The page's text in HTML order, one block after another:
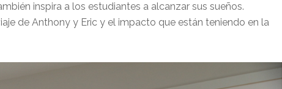
inspira a los estudiantes a alcanzar sus sueños.
de Anthony y Eric y el impacto que están teniendo en la